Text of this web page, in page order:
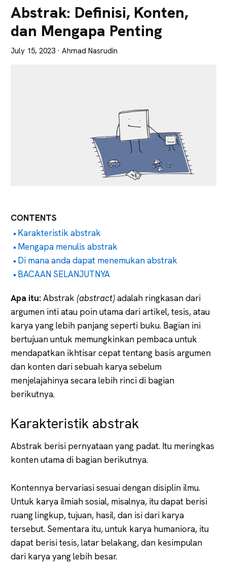
Tajam
Abstrak: Definisi, Konten,
dan Mengapa Penting
July 15, 2023 · Ahmad Nasrudin
CONTENTS
Karakteristik abstrak
Mengapa menulis abstrak
Di mana anda dapat menemukan abstrak
BACAAN SELANJUTNYA
Apa itu:Abstrak (abstract)adalah ringkasan dari
argumen inti atau poin utama dari artikel, tesis, atau
karya yang lebih panjang seperti buku. Bagian ini
bertujuan untuk memungkinkan pembaca untuk
mendapatkan ikhtisar cepat tentang basis argumen
dan konten dari sebuah karya sebelum
menjelajahinya secara lebih rinci di bagian
berikutnya.
Karakteristik abstrak
Abstrak berisi pernyataan yang padat. Itu meringkas
konten utama di bagian berikutnya.
Kontennya bervariasi sesuai dengan disiplin ilmu.
Untuk karya ilmiah sosial, misalnya, itu dapat berisi
ruang lingkup, tujuan, hasil, dan isi dari karya
tersebut. Sementara itu, untuk karya humaniora, itu
dapat berisi tesis, latar belakang, dan kesimpulan
dari karya yang lebih besar.